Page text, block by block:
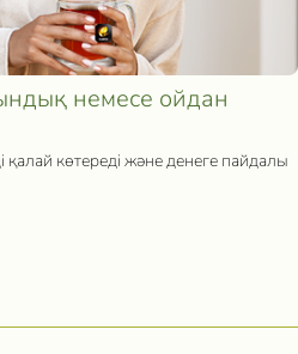
немесе ойдан
қалай көтереді және денеге пайдалы